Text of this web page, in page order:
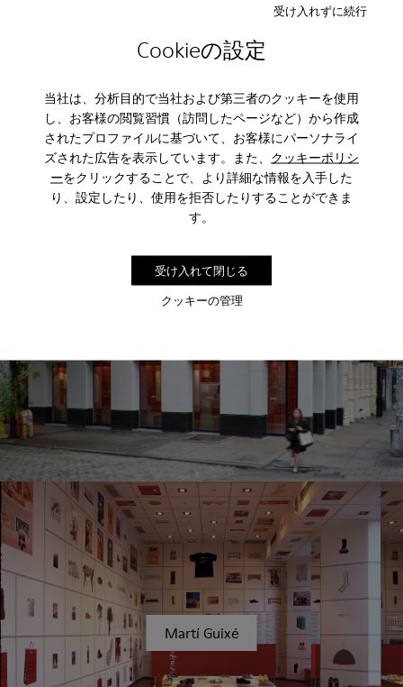
Cookieの設定
当社は、分析目的で当社および第三者のクッキーを使用
し、お客様の閲覧習慣（訪問したページなど）から作成
されたプロファイルに基づいて、お客様にパーソナライ
ズされた広告を表示しています。また、 クッキーポリシ
ーをクリックすることで、より詳細な情報を入手した
り、設定したり、使用を拒否したりすることができま
す。
クッキーの管理
受け入れずに続行
受け入れて閉じる
Martí Guixé